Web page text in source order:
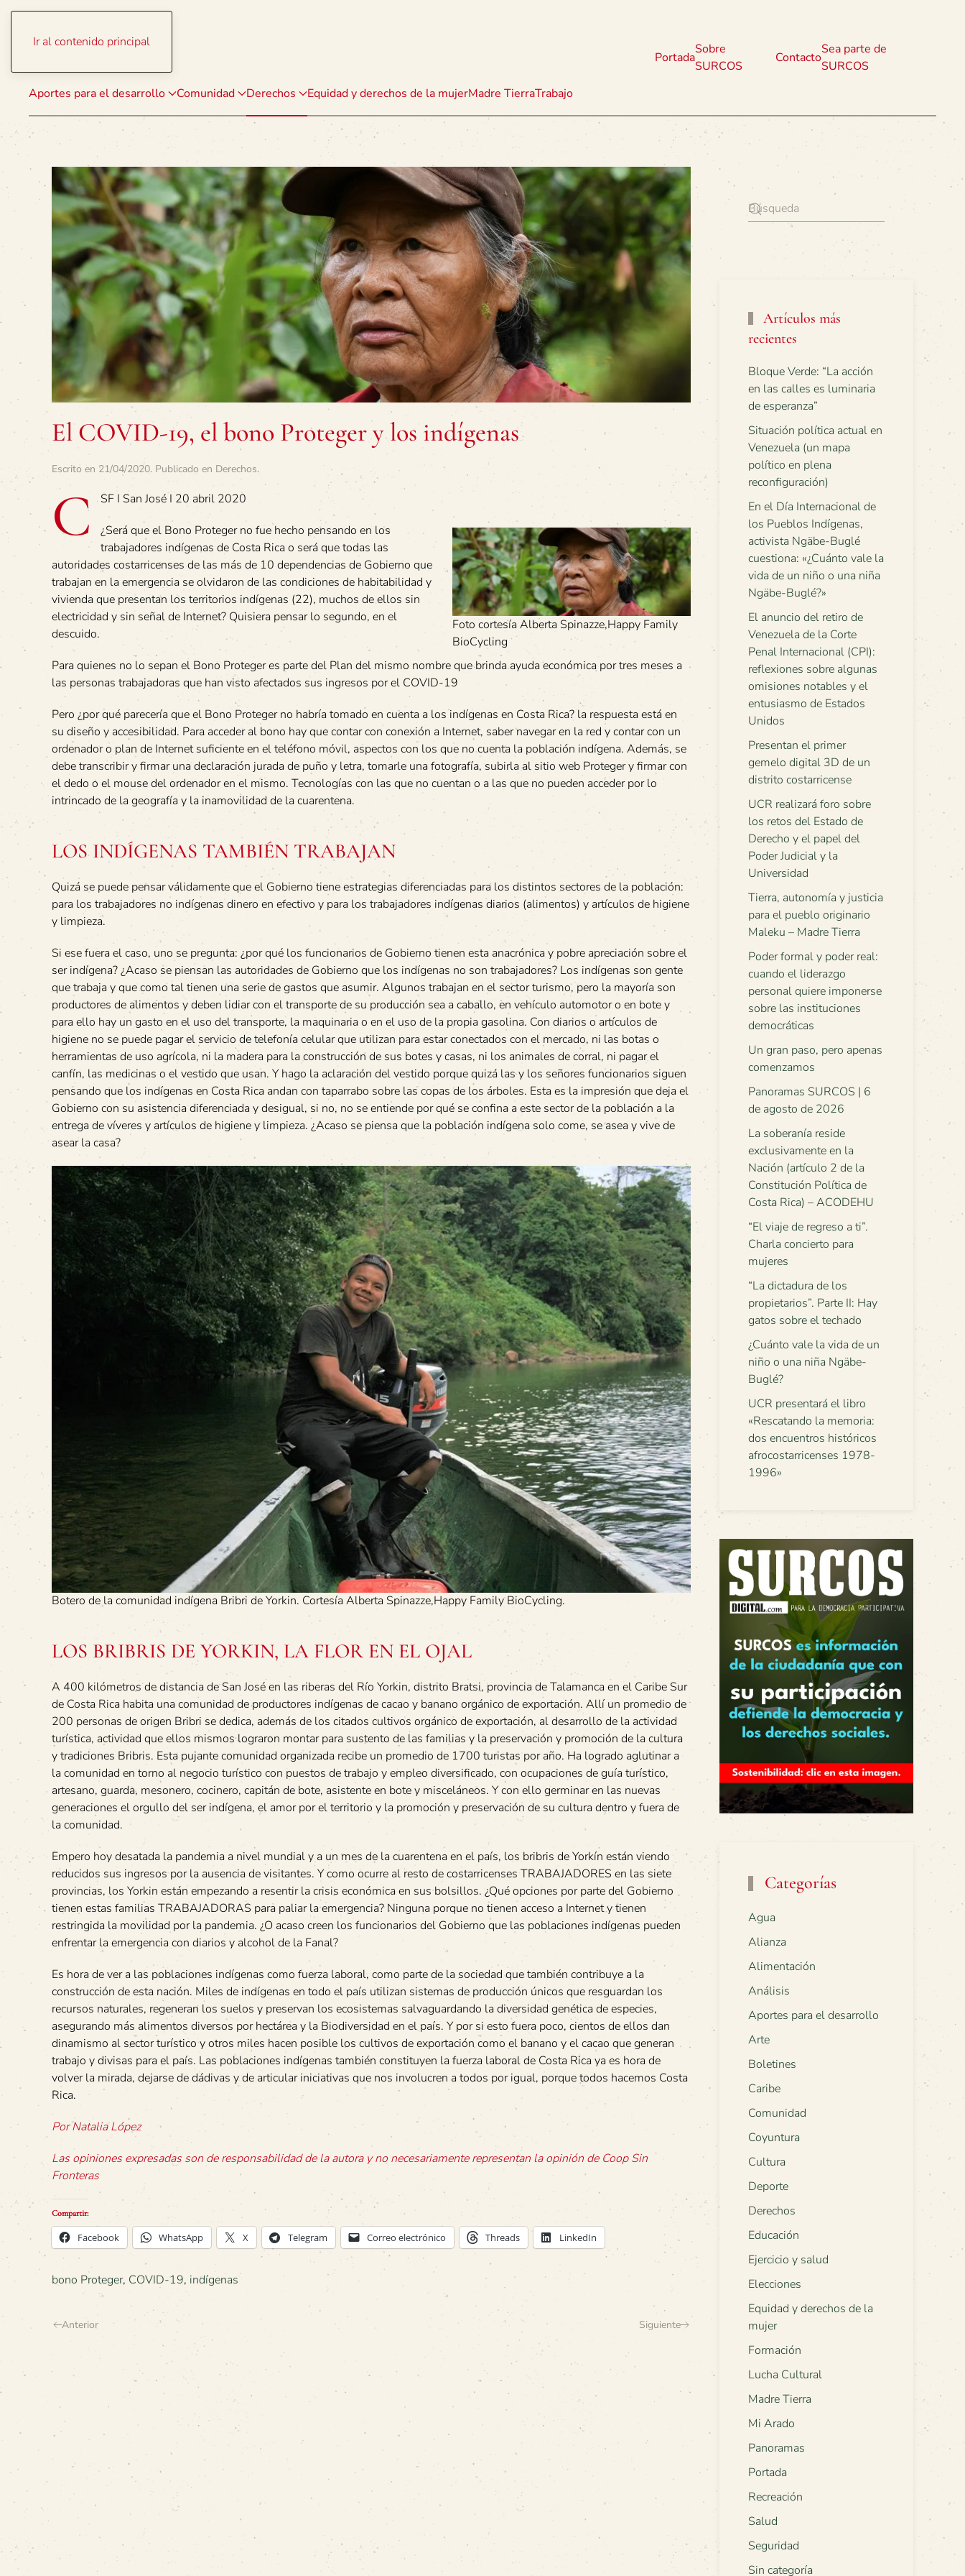
Ir al contenido principal
Aportes para el desarrollo Comunidad Derechos Equidad y derechos de la mujerMadre TierraTrabajo
Portada
Sobre
SURCOS
Contacto
Sea parte de
SURCOS
El COVID-19, el bono Proteger y los indígenas
Escrito en 21/04/2020. Publicado en Derechos.
C SF I San José I 20 abril 2020
Foto cortesía Alberta Spinazze,Happy Family
BioCycling
¿Será que el Bono Proteger no fue hecho pensando en los
trabajadores indígenas de Costa Rica o será que todas las
autoridades costarricenses de las más de 10 dependencias de Gobierno que
trabajan en la emergencia se olvidaron de las condiciones de habitabilidad y
vivienda que presentan los territorios indígenas (22), muchos de ellos sin
electricidad y sin señal de Internet? Quisiera pensar lo segundo, en el
descuido.
Para quienes no lo sepan el Bono Proteger es parte del Plan del mismo nombre que brinda ayuda económica por tres meses a
las personas trabajadoras que han visto afectados sus ingresos por el COVID-19
Pero ¿por qué parecería que el Bono Proteger no habría tomado en cuenta a los indígenas en Costa Rica? la respuesta está en
su diseño y accesibilidad. Para acceder al bono hay que contar con conexión a Internet, saber navegar en la red y contar con un
ordenador o plan de Internet suficiente en el teléfono móvil, aspectos con los que no cuenta la población indígena. Además, se
debe transcribir y firmar una declaración jurada de puño y letra, tomarle una fotografía, subirla al sitio web Proteger y firmar con
el dedo o el mouse del ordenador en el mismo. Tecnologías con las que no cuentan o a las que no pueden acceder por lo
intrincado de la geografía y la inamovilidad de la cuarentena.
LOS INDÍGENAS TAMBIÉN TRABAJAN
Quizá se puede pensar válidamente que el Gobierno tiene estrategias diferenciadas para los distintos sectores de la población:
para los trabajadores no indígenas dinero en efectivo y para los trabajadores indígenas diarios (alimentos) y artículos de higiene
y limpieza.
Si ese fuera el caso, uno se pregunta: ¿por qué los funcionarios de Gobierno tienen esta anacrónica y pobre apreciación sobre el
ser indígena? ¿Acaso se piensan las autoridades de Gobierno que los indígenas no son trabajadores? Los indígenas son gente
que trabaja y que como tal tienen una serie de gastos que asumir. Algunos trabajan en el sector turismo, pero la mayoría son
productores de alimentos y deben lidiar con el transporte de su producción sea a caballo, en vehículo automotor o en bote y
para ello hay un gasto en el uso del transporte, la maquinaria o en el uso de la propia gasolina. Con diarios o artículos de
higiene no se puede pagar el servicio de telefonía celular que utilizan para estar conectados con el mercado, ni las botas o
herramientas de uso agrícola, ni la madera para la construcción de sus botes y casas, ni los animales de corral, ni pagar el
canfín, las medicinas o el vestido que usan. Y hago la aclaración del vestido porque quizá las y los señores funcionarios siguen
pensando que los indígenas en Costa Rica andan con taparrabo sobre las copas de los árboles. Esta es la impresión que deja el
Gobierno con su asistencia diferenciada y desigual, si no, no se entiende por qué se confina a este sector de la población a la
entrega de víveres y artículos de higiene y limpieza. ¿Acaso se piensa que la población indígena solo come, se asea y vive de
asear la casa?
Botero de la comunidad indígena Bribri de Yorkin. Cortesía Alberta Spinazze,Happy Family BioCycling.
LOS BRIBRIS DE YORKIN, LA FLOR EN EL OJAL
A 400 kilómetros de distancia de San José en las riberas del Río Yorkin, distrito Bratsi, provincia de Talamanca en el Caribe Sur
de Costa Rica habita una comunidad de productores indígenas de cacao y banano orgánico de exportación. Allí un promedio de
200 personas de origen Bribri se dedica, además de los citados cultivos orgánico de exportación, al desarrollo de la actividad
turística, actividad que ellos mismos lograron montar para sustento de las familias y la preservación y promoción de la cultura
y tradiciones Bribris. Esta pujante comunidad organizada recibe un promedio de 1700 turistas por año. Ha logrado aglutinar a
la comunidad en torno al negocio turístico con puestos de trabajo y empleo diversificado, con ocupaciones de guía turístico,
artesano, guarda, mesonero, cocinero, capitán de bote, asistente en bote y misceláneos. Y con ello germinar en las nuevas
generaciones el orgullo del ser indígena, el amor por el territorio y la promoción y preservación de su cultura dentro y fuera de
la comunidad.
Empero hoy desatada la pandemia a nivel mundial y a un mes de la cuarentena en el país, los bribris de Yorkín están viendo
reducidos sus ingresos por la ausencia de visitantes. Y como ocurre al resto de costarricenses TRABAJADORES en las siete
provincias, los Yorkin están empezando a resentir la crisis económica en sus bolsillos. ¿Qué opciones por parte del Gobierno
tienen estas familias TRABAJADORAS para paliar la emergencia? Ninguna porque no tienen acceso a Internet y tienen
restringida la movilidad por la pandemia. ¿O acaso creen los funcionarios del Gobierno que las poblaciones indígenas pueden
enfrentar la emergencia con diarios y alcohol de la Fanal?
Es hora de ver a las poblaciones indígenas como fuerza laboral, como parte de la sociedad que también contribuye a la
construcción de esta nación. Miles de indígenas en todo el país utilizan sistemas de producción únicos que resguardan los
recursos naturales, regeneran los suelos y preservan los ecosistemas salvaguardando la diversidad genética de especies,
asegurando más alimentos diversos por hectárea y la Biodiversidad en el país. Y por si esto fuera poco, cientos de ellos dan
dinamismo al sector turístico y otros miles hacen posible los cultivos de exportación como el banano y el cacao que generan
trabajo y divisas para el país. Las poblaciones indígenas también constituyen la fuerza laboral de Costa Rica ya es hora de
volver la mirada, dejarse de dádivas y de articular iniciativas que nos involucren a todos por igual, porque todos hacemos Costa
Rica.
Por Natalia López
Las opiniones expresadas son de responsabilidad de la autora y no necesariamente representan la opinión de Coop Sin
Fronteras
Compartir:
Facebook WhatsApp X Telegram Correo electrónico Threads LinkedIn
bono Proteger, COVID-19, indígenas
Anterior Siguiente
Artículos más
recientes
Bloque Verde: “La acción
en las calles es luminaria
de esperanza”
Situación política actual en
Venezuela (un mapa
político en plena
reconfiguración)
En el Día Internacional de
los Pueblos Indígenas,
activista Ngäbe-Buglé
cuestiona: «¿Cuánto vale la
vida de un niño o una niña
Ngäbe-Buglé?»
El anuncio del retiro de
Venezuela de la Corte
Penal Internacional (CPI):
reflexiones sobre algunas
omisiones notables y el
entusiasmo de Estados
Unidos
Presentan el primer
gemelo digital 3D de un
distrito costarricense
UCR realizará foro sobre
los retos del Estado de
Derecho y el papel del
Poder Judicial y la
Universidad
Tierra, autonomía y justicia
para el pueblo originario
Maleku – Madre Tierra
Poder formal y poder real:
cuando el liderazgo
personal quiere imponerse
sobre las instituciones
democráticas
Un gran paso, pero apenas
comenzamos
Panoramas SURCOS | 6
de agosto de 2026
La soberanía reside
exclusivamente en la
Nación (artículo 2 de la
Constitución Política de
Costa Rica) – ACODEHU
“El viaje de regreso a ti”.
Charla concierto para
mujeres
“La dictadura de los
propietarios”. Parte II: Hay
gatos sobre el techado
¿Cuánto vale la vida de un
niño o una niña Ngäbe-
Buglé?
UCR presentará el libro
«Rescatando la memoria:
dos encuentros históricos
afrocostarricenses 1978-
1996»
Categorías
Agua
Alianza
Alimentación
Análisis
Aportes para el desarrollo
Arte
Boletines
Caribe
Comunidad
Coyuntura
Cultura
Deporte
Derechos
Educación
Ejercicio y salud
Elecciones
Equidad y derechos de la
mujer
Formación
Lucha Cultural
Madre Tierra
Mi Arado
Panoramas
Portada
Recreación
Salud
Seguridad
Sin categoría